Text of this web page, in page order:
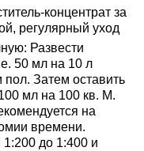
концентрат за
регулярный уход
Развести
50 мл на 10 л
Затем оставить
мл на 100 кв. М.
на
времени.
1:200 до 1:400 и